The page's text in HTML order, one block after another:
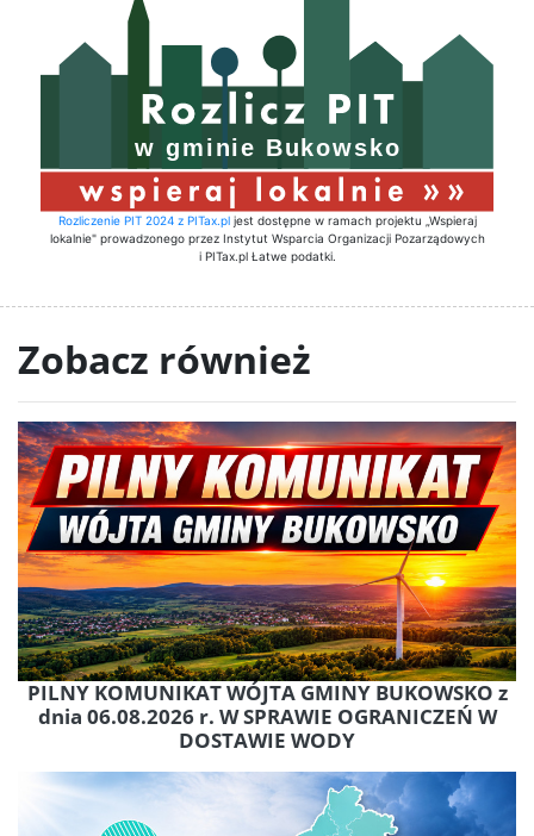
Rozliczenie PIT 2024 z PITax.pljest dostępne w ramach projektu „Wspieraj
lokalnie" prowadzonego przez Instytut Wsparcia Organizacji Pozarządowych
i PITax.pl Łatwe podatki.
Zobacz również
PILNY KOMUNIKAT WÓJTA GMINY BUKOWSKO z
dnia 06.08.2026 r. W SPRAWIE OGRANICZEŃ W
DOSTAWIE WODY